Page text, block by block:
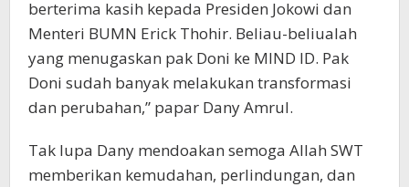
berterima kasih kepada Presiden Jokowi dan
Menteri BUMN Erick Thohir. Beliau-beliualah
yang menugaskan pak Doni ke MIND ID. Pak
Doni sudah banyak melakukan transformasi
dan perubahan,” papar Dany Amrul.
Tak lupa Dany mendoakan semoga Allah SWT
memberikan kemudahan, perlindungan, dan